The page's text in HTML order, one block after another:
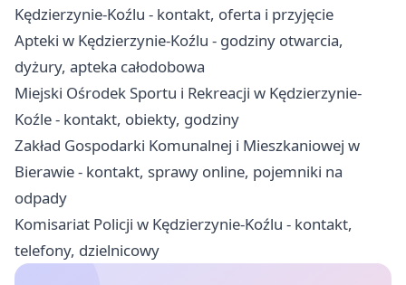
Kędzierzynie-Koźlu - kontakt, oferta i przyjęcie
Apteki w Kędzierzynie-Koźlu - godziny otwarcia,
dyżury, apteka całodobowa
Miejski Ośrodek Sportu i Rekreacji w Kędzierzynie-
Koźle - kontakt, obiekty, godziny
Zakład Gospodarki Komunalnej i Mieszkaniowej w
Bierawie - kontakt, sprawy online, pojemniki na
odpady
Komisariat Policji w Kędzierzynie-Koźlu - kontakt,
telefony, dzielnicowy